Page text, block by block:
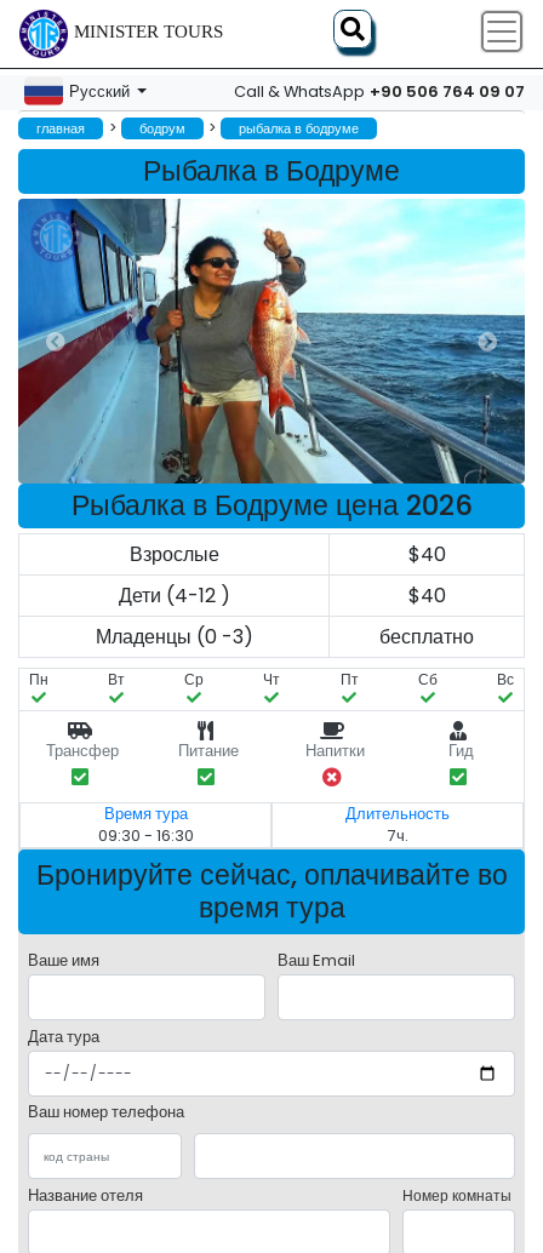
MINISTER TOURS
Русский Call & WhatsApp +90 506 764 09 07
главная > бодрум > рыбалка в бодруме
Рыбалка в Бодруме
Рыбалка в Бодруме цена 2026
Взрослые
$40
Дети (4-12 )
$40
Младенцы (0 -3)
бесплатно
Пн Вт Ср Чт Пт Сб Вс
Трансфер Питание Напитки Гид
Время тура
09:30 - 16:30
Длительность
7ч.
Бронируйте сейчас, оплачивайте во
время тура
Ваше имя Ваш Email
Дата тура
Ваш номер телефона
Название отеля Номер комнаты